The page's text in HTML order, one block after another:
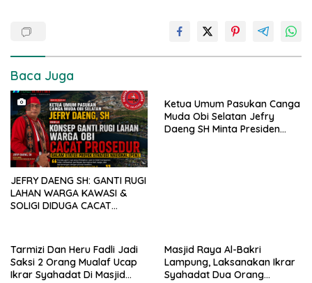
Baca Juga
JEFRY DAENG SH: GANTI RUGI
LAHAN WARGA KAWASI &
SOLIGI DIDUGA CACAT
PENGADAAN TANAH PSN
Ketua Umum Pasukan Canga
Muda Obi Selatan Jefry
Daeng SH Minta Presiden
Tarmizi Dan Heru Fadli Jadi
Saksi 2 Orang Mualaf Ucap
Ikrar Syahadat Di Masjid
Masjid Raya Al-Bakri
Lampung, Laksanakan Ikrar
Syahadat Dua Orang